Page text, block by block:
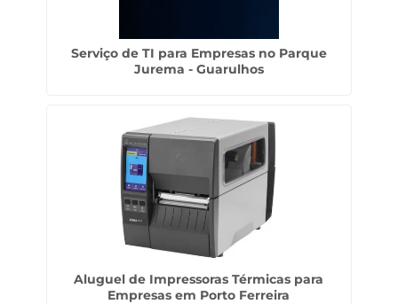
Serviço de TI para Empresas no Parque
Jurema - Guarulhos
Aluguel de Impressoras Térmicas para
Empresas em Porto Ferreira